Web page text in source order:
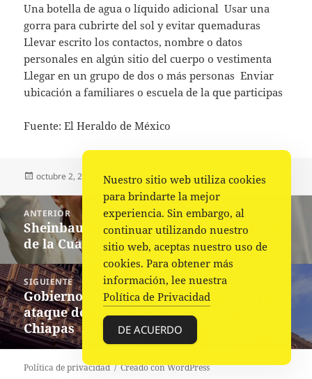
Una botella de agua o líquido adicional Usar una
gorra para cubrirte del sol y evitar quemaduras
Llevar escrito los contactos, nombre o datos
personales en algún sitio del cuerpo o vestimenta
Llegar en un grupo de dos o más personas Enviar
ubicación a familiares o escuela de la que participas
Fuente: El Heraldo de México
Publicado
octubre 2, 2024 Autor
Fuente Categorías
Nacional
Navegación
de
entradas
ANTERIOR
Entrada
anterior:
Sheinbaum hace historia; toma el relevo
de la Cuarta Transformación
SIGUIENTE
Siguiente
entrada:
Gobierno de Perú exige investigación por
ataque del Ejército a migrantes en
Chiapas
Política de privacidad Creado con WordPress
Nuestro sitio web utiliza cookies
para brindarte la mejor
experiencia. Sin embargo, al
continuar utilizando nuestro
sitio web, aceptas nuestro uso de
cookies. Para obtener más
información, lee nuestra
Política de Privacidad
DE ACUERDO